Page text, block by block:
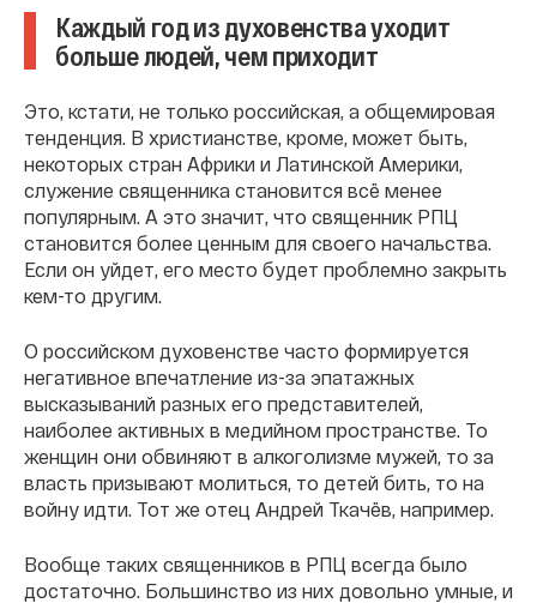
Каждый год из духовенства уходит
больше людей, чем приходит
Это, кстати, не только российская, а общемировая
тенденция. В христианстве, кроме, может быть,
некоторых стран Африки и Латинской Америки,
служение священника становится всё менее
популярным. А это значит, что священник РПЦ
становится более ценным для своего начальства.
Если он уйдет, его место будет проблемно закрыть
кем-то другим.
О российском духовенстве часто формируется
негативное впечатление из-за эпатажных
высказываний разных его представителей,
наиболее активных в медийном пространстве. То
женщин они обвиняют в алкоголизме мужей, то за
власть призывают молиться, то детей бить, то на
войну идти. Тот же отец Андрей Ткачёв, например.
Вообще таких священников в РПЦ всегда было
достаточно. Большинство из них довольно умные, и